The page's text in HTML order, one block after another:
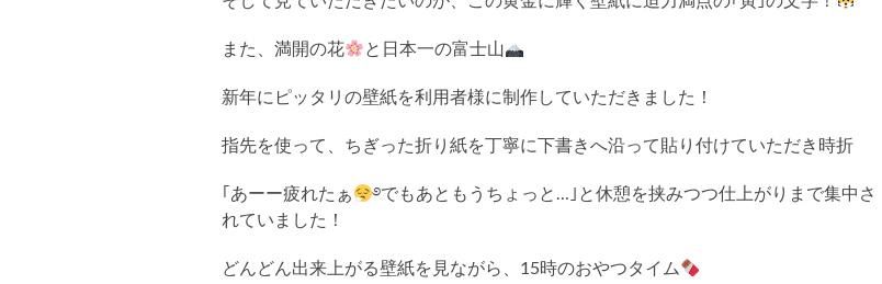
また、満開の花 と日本一の富士山
新年にピッタリの壁紙を利用者様に制作していただきました！
指先を使って、ちぎった折り紙を丁寧に下書きへ沿って貼り付けていただき時折
｢あーー疲れたぁ
࿔でもあともうちょっと…｣と休憩を挟みつつ仕上がりまで集中さ
れていました！
どんどん出来上がる壁紙を見ながら、15時のおやつタイム